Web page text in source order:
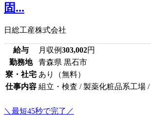
固...
日総工産株式会社
給与 月収例303,002円
勤務地
青森県 黒石市
寮・社宅 あり（無料）
仕事内容 組立・検査 / 製薬化粧品系工場 /
＼最短45秒で完了／